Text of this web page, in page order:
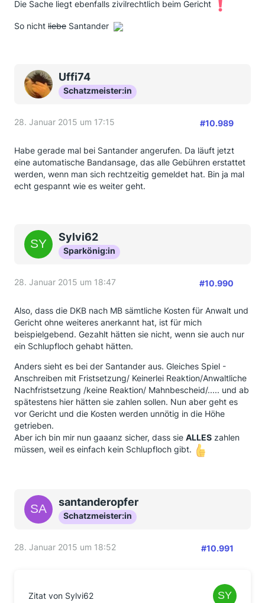
Die Sache liegt ebenfalls zivilrechtlich beim Gericht
So nicht liebe Santander
Uffi74
Schatzmeister:in
28. Januar 2015 um 17:15 #10.989
Habe gerade mal bei Santander angerufen. Da läuft jetzt
eine automatische Bandansage, das alle Gebühren erstattet
werden, wenn man sich rechtzeitig gemeldet hat. Bin ja mal
echt gespannt wie es weiter geht.
Sylvi62
Sparkönig:in
28. Januar 2015 um 18:47 #10.990
Also, dass die DKB nach MB sämtliche Kosten für Anwalt und
Gericht ohne weiteres anerkannt hat, ist für mich
beispielgebend. Gezahlt hätten sie nicht, wenn sie auch nur
ein Schlupfloch gehabt hätten.
Anders sieht es bei der Santander aus. Gleiches Spiel -
Anschreiben mit Fristsetzung/ Keinerlei Reaktion/Anwaltliche
Nachfristsetzung /keine Reaktion/ Mahnbescheid/..... und ab
spätestens hier hätten sie zahlen sollen. Nun aber geht es
vor Gericht und die Kosten werden unnötig in die Höhe
getrieben.
Aber ich bin mir nun gaaanz sicher, dass sie ALLES zahlen
müssen, weil es einfach kein Schlupfloch gibt.
santanderopfer
Schatzmeister:in
28. Januar 2015 um 18:52 #10.991
Zitat von Sylvi62